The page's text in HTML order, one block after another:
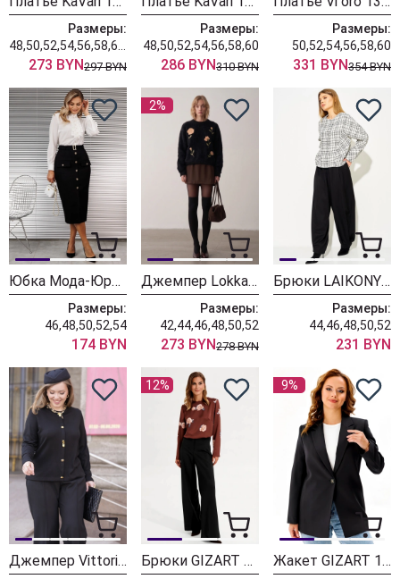
Размеры:
273 BYN297 BYN
Размеры:
48,50,52,54,56,58,60
286 BYN310 BYN
Размеры:
50,52,54,56,58,60
331 BYN354 BYN
Юбка Мода-Юрс 26-2930 черный
Размеры:
46,48,50,52,54
174 BYN
2%
Джемпер Lokka 1971
Размеры:
42,44,46,48,50,52
273 BYN278 BYN
Брюки LAIKONY L-974-2 черный
Размеры:
44,46,48,50,52
231 BYN
Джемпер Vittoria Queen 31213 черный
12%
Брюки GIZART 35204 черный
9%
Жакет GIZART 15152 черный